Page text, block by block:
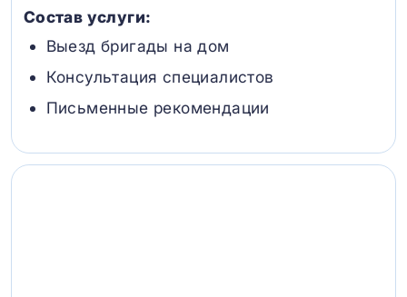
Состав услуги:
Выезд бригады на дом
Консультация специалистов
Письменные рекомендации